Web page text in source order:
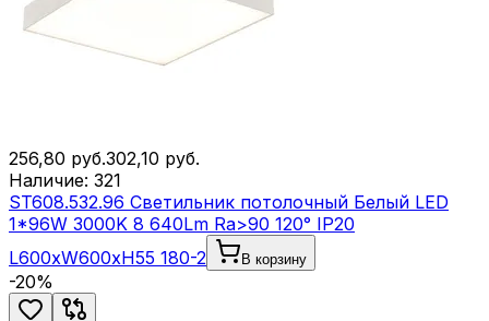
256,80 руб.302,10 руб.
Наличие: 321
ST608.532.96 Светильник потолочный Белый LED
1*96W 3000K 8 640Lm Ra>90 120° IP20
L600xW600xH55 180-2
В корзину
-20%